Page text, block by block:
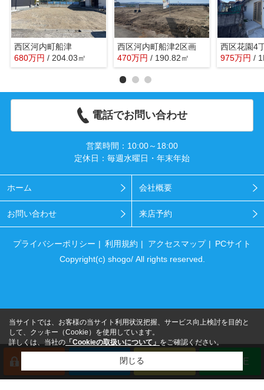
西区河内町船津
680万円 / 204.03㎡
西区河内町船津2区画
470万円 / 190.82㎡
西区花園4
975万円 /
電話でお問い合わせ
営業時間：10:00～18:00
定休日：毎週水曜日・年末年始
ホーム 会社概要
お問い合わせ 来店予約
プライバシーポリシー 利用規約 アクセスマップ
PCサイト
Copyright(c) shogo/ All rights reserved.
来店予約 LINE
当サイトでは、お客様の当サイト利用状況把握、サービス向上検討を目的と
して、クッキー（Cookie）を使用しています。
詳しくは、当社の「Cookieの取扱いについて」をご確認ください。
閉じる